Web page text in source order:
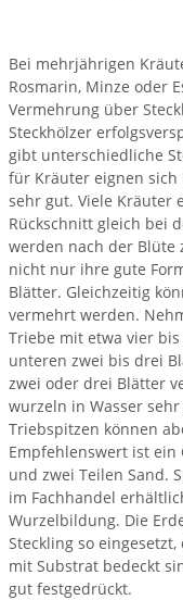
Bei mehrjährigen
Rosmarin, Minze oder
Vermehrung über
Steckhölzer
gibt unterschiedliche
für Kräuter eignen sich
sehr gut. Viele Kräuter
Rückschnitt gleich bei
werden nach der Blüte
nicht nur ihre gute
Blätter. Gleichzeitig
vermehrt werden.
Triebe mit etwa vier
unteren zwei bis drei
zwei oder drei Blätter
wurzeln in Wasser
Triebspitzen können
Empfehlenswert ist ein
und zwei Teilen Sand.
im Fachhandel
Wurzelbildung. Die
Steckling so
mit Substrat bedeckt
gut festgedrückt.